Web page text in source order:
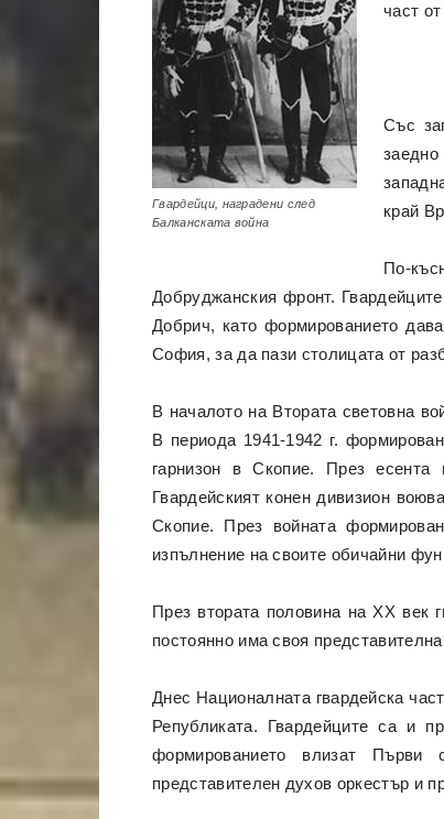
Гвардейци, наградени след
Балканската война
част
Със
край
По-
Добруджанския фронт.
Добрич, като формированието
София, за да пази столицата от
В началото на Втората световна
В периода 1941-1942 г.
гарнизон в Скопие. През
Гвардейският конен дивизион
Скопие. През войната
изпълнение на своите обичайни
През втората половина на XX век
постоянно има своя
Днес Националната гвардейска
Републиката. Гвардейците са и
формированието влизат Първи
представителен духов оркестър и